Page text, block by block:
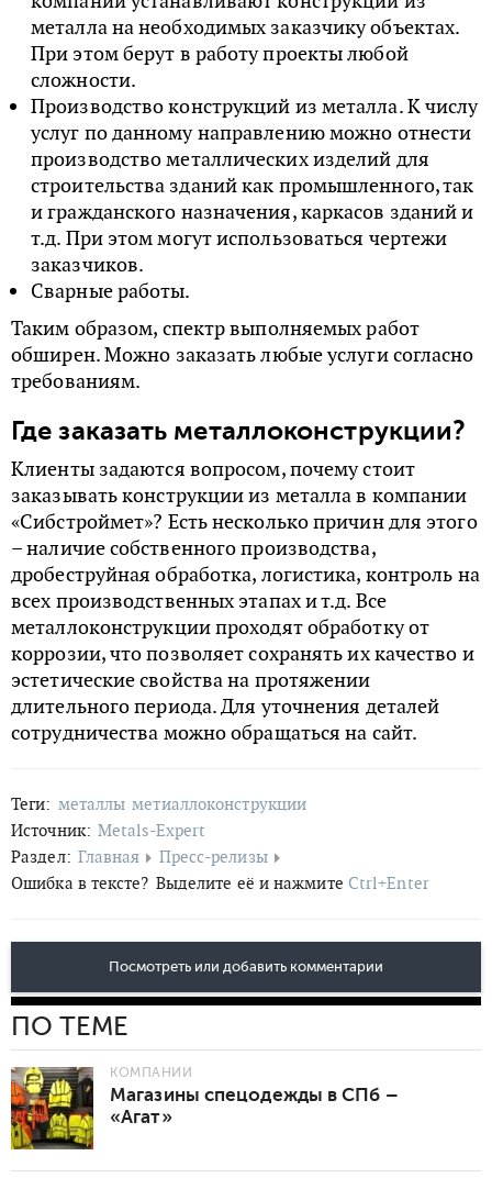
металла на необходимых заказчику объектах.
При этом берут в работу проекты любой
сложности.
Производство конструкций из металла. К числу
услуг по данному направлению можно отнести
производство металлических изделий для
строительства зданий как промышленного, так
и гражданского назначения, каркасов зданий и
т.д. При этом могут использоваться чертежи
заказчиков.
Сварные работы.
Таким образом, спектр выполняемых работ
обширен. Можно заказать любые услуги согласно
требованиям.
Где заказать металлоконструкции?
Клиенты задаются вопросом, почему стоит
заказывать конструкции из металла в компании
«Сибстроймет»? Есть несколько причин для этого
– наличие собственного производства,
дробеструйная обработка, логистика, контроль на
всех производственных этапах и т.д. Все
металлоконструкции проходят обработку от
коррозии, что позволяет сохранять их качество и
эстетические свойства на протяжении
длительного периода. Для уточнения деталей
сотрудничества можно обращаться на сайт.
Теги: металлы метиаллоконструкции
Источник: Metals-Expert
Раздел: Главная
Пресс-релизы
Ошибка в тексте? Выделите её и нажмите Ctrl+Enter
Посмотреть или добавить комментарии
ПО ТЕМЕ
КОМПАНИИ
Магазины спецодежды в СПб –
«Агат»